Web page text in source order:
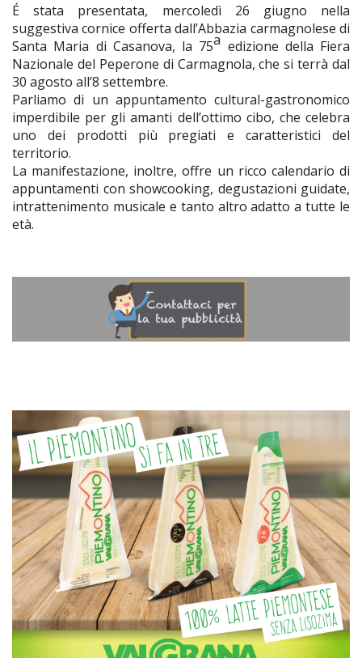
É stata presentata, mercoledì 26 giugno nella
suggestiva cornice offerta dall’Abbazia carmagnolese di
Santa Maria di Casanova, la 75a edizione della Fiera
Nazionale del Peperone di Carmagnola, che si terrà dal
30 agosto all’8 settembre.
Parliamo di un appuntamento cultural-gastronomico
imperdibile per gli amanti dell’ottimo cibo, che celebra
uno dei prodotti più pregiati e caratteristici del
territorio.
La manifestazione, inoltre, offre un ricco calendario di
appuntamenti con showcooking, degustazioni guidate,
intrattenimento musicale e tanto altro adatto a tutte le
età.